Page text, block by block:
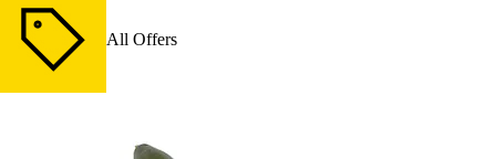
All Offers